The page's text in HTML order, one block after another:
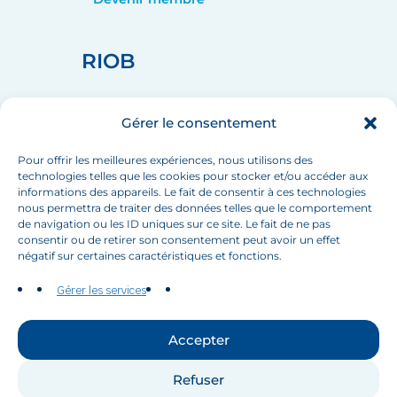
Gérer le consentement
Pour offrir les meilleures expériences, nous utilisons des
technologies telles que les cookies pour stocker et/ou accéder aux
informations des appareils. Le fait de consentir à ces technologies
nous permettra de traiter des données telles que le comportement
de navigation ou les ID uniques sur ce site. Le fait de ne pas
consentir ou de retirer son consentement peut avoir un effet
négatif sur certaines caractéristiques et fonctions.
Gérer les services
Accepter
Refuser
RIOB
+33 (1) 44 90 88 60
mail info[at]inbo-news.org
Suivez-nous
Contactez-nous